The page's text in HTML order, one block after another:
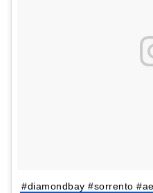
#diamondbay #sorrento